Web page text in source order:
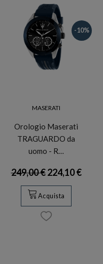
-10%
MASERATI
Orologio Maserati
TRAGUARDO da
uomo - R…
249,00 €224,10 €
Acquista